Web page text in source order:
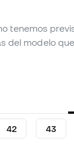
tenemos
del modelo
42 43